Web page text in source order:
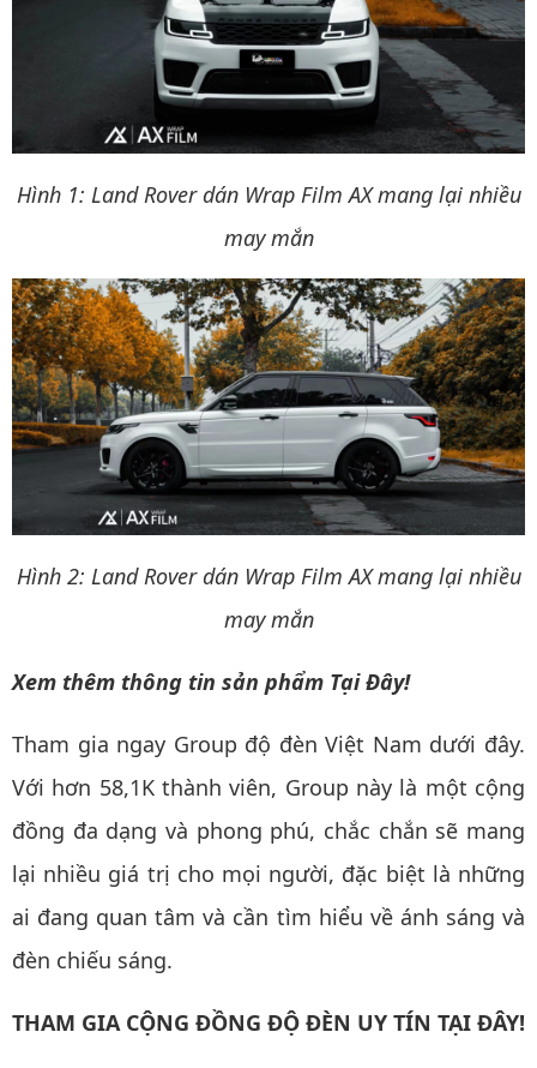
Hình 1: Land Rover dán Wrap Film AX mang lại nhiều
may mắn
Hình 2: Land Rover dán Wrap Film AX mang lại nhiều
may mắn
Xem thêm thông tin sản phẩm Tại Đây!
Tham gia ngay Group độ đèn Việt Nam dưới đây.
Với hơn 58,1K thành viên, Group này là một cộng
đồng đa dạng và phong phú, chắc chắn sẽ mang
lại nhiều giá trị cho mọi người, đặc biệt là những
ai đang quan tâm và cần tìm hiểu về ánh sáng và
đèn chiếu sáng.
THAM GIA CỘNG ĐỒNG ĐỘ ĐÈN UY TÍN TẠI ĐÂY!